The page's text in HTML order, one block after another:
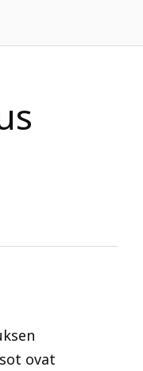
ovat